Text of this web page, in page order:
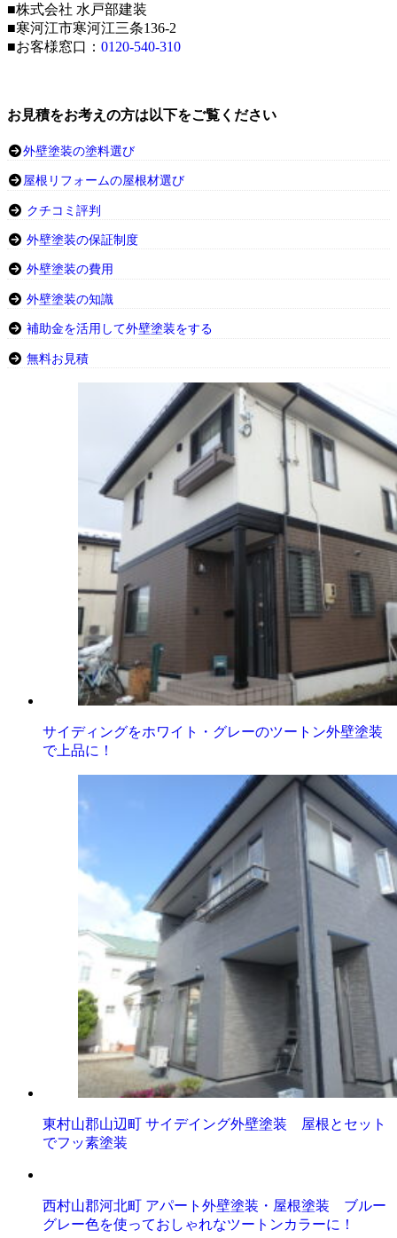
■株式会社 水戸部建装
■寒河江市寒河江三条136-2
■お客様窓口： 0120-540-310
お見積をお考えの方は以下をご覧ください
外壁塗装の塗料選び
屋根リフォームの屋根材選び
クチコミ評判
外壁塗装の保証制度
外壁塗装の費用
外壁塗装の知識
補助金を活用して外壁塗装をする
無料お見積
サイディングをホワイト・グレーのツートン外壁塗装
で上品に！
東村山郡山辺町 サイデイング外壁塗装 屋根とセット
でフッ素塗装
西村山郡河北町 アパート外壁塗装・屋根塗装 ブルー
グレー色を使っておしゃれなツートンカラーに！